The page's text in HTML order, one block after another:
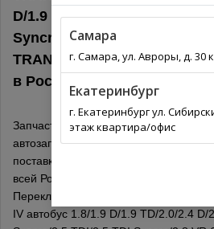
D/1.9 TD/2.0/2.4 D/2.4
Syncro/2.5 TDI/2.5 TDI
TRANSPORTER IV c бо
в Россия
Запчасти для иномарок онлайн не
автозапчастей. Выберите из списка
поставки для вашего региона.
всей России. Обязательно проверьте
Переключатель подрулевой VW:
IV автобус 1.8/1.9 D/1.9 TD/2.0/2.4 D/
Самара
г. Самара, ул. Авроры, д. 30
Екатеринбург
г. Екатеринбург ул.
этаж квартира/офис